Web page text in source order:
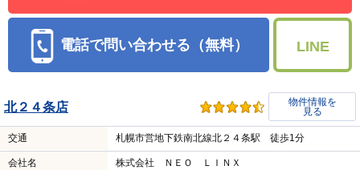
電話で問い合わせる（無料） LINE
北２４条店
物件情報を
見る
交通 札幌市営地下鉄南北線北２４条駅 徒歩1分
会社名 株式会社 ＮＥＯ ＬＩＮＸ